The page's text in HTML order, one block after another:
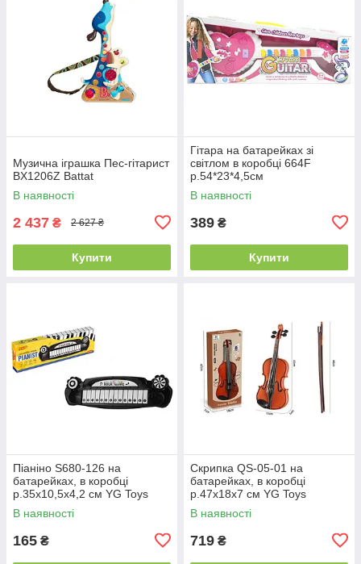
Музична іграшка Пес-гітарист
BX1206Z Battat
В наявності
2 437 ₴ 2 627 ₴
Купити
Гітара на батарейках зі
світлом в коробці 664F
р.54*23*4,5см
В наявності
389 ₴
Купити
Піаніно S680-126 на
батарейках, в коробці
р.35x10,5x4,2 см YG Toys
В наявності
165 ₴
Скрипка QS-05-01 на
батарейках, в коробці
р.47x18x7 см YG Toys
В наявності
719 ₴